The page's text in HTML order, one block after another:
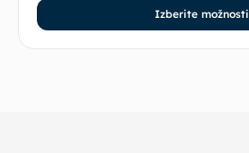
Izberite možnosti